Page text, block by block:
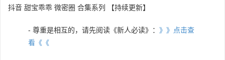
抖音 甜宝乖乖 微密圈 合集系列 【持续更新】
- 尊重是相互的，请先阅读《新人必读》： 》》点击查
看《《